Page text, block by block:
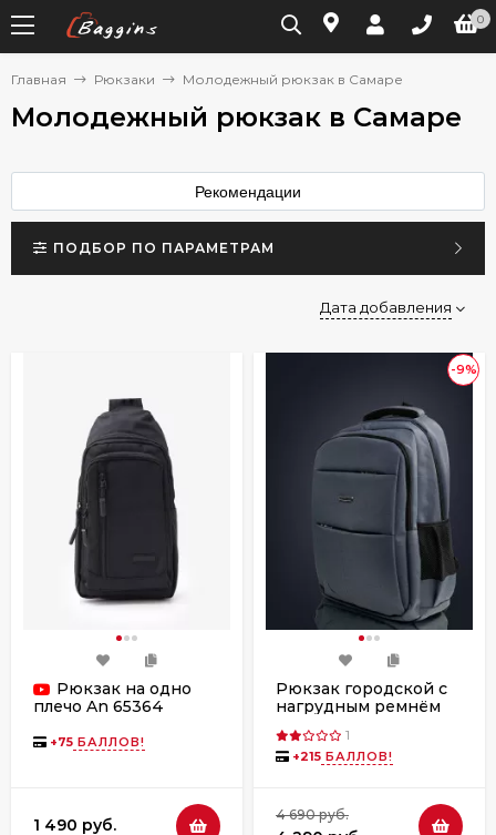
0
Главная Рюкзаки Молодежный рюкзак в Самаре
Молодежный рюкзак в Самаре
Рекомендации
ПОДБОР ПО ПАРАМЕТРАМ
Дата добавления
Рюкзак на одно
плечо An 65364
+75 БАЛЛОВ!
1 490 руб.
-9%
Рюкзак городской с
нагрудным ремнём
1
+215 БАЛЛОВ!
4 690 руб.